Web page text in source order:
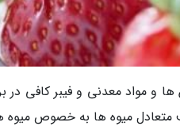
ها و مواد معدنی و فیبر کافی در
متعادل میوه ها به خصوص